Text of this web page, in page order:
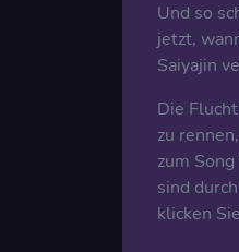
Und so
jetzt,
Saiyajin
Die
zu
zum
sind
klicken